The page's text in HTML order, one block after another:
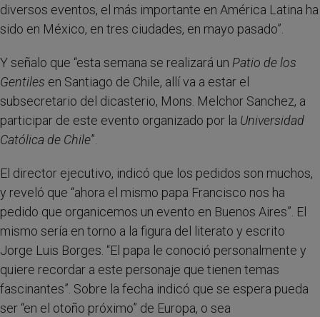
diversos eventos, el más importante en América Latina ha
sido en México, en tres ciudades, en mayo pasado”.
Y señalo que “esta semana se realizará un Patio de los
Gentiles en Santiago de Chile, allí va a estar el
subsecretario del dicasterio, Mons. Melchor Sanchez, a
participar de este evento organizado por la Universidad
Católica de Chile”.
El director ejecutivo, indicó que los pedidos son muchos,
y reveló que “ahora el mismo papa Francisco nos ha
pedido que organicemos un evento en Buenos Aires”. El
mismo sería en torno a la figura del literato y escrito
Jorge Luis Borges. “El papa le conoció personalmente y
quiere recordar a este personaje que tienen temas
fascinantes”. Sobre la fecha indicó que se espera pueda
ser “en el otoño próximo” de Europa, o sea